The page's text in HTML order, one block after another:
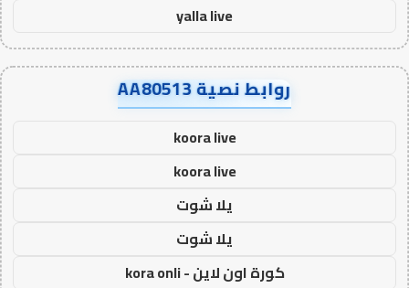
yalla live
روابط نصية AA80513
koora live
koora live
يلا شوت
يلا شوت
كورة اون لاين - kora onli